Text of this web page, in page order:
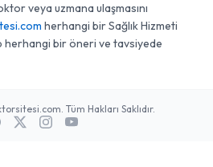
veya uzmana ulaşmasını
herhangi bir Sağlık Hizmeti
herhangi bir öneri ve tavsiyede
Tüm Hakları Saklıdır.